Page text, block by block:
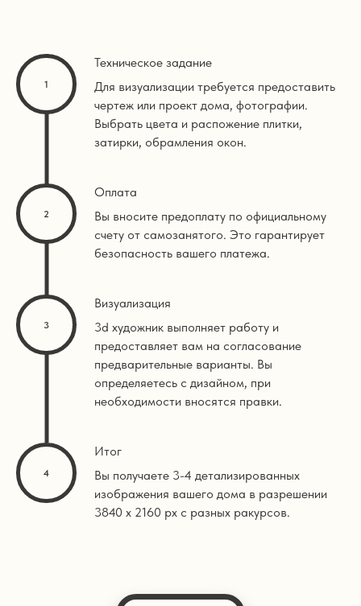
Техническое задание
Для визуализации требуется предоставить
чертеж или проект дома, фотографии.
Выбрать цвета и распожение плитки,
затирки, обрамления окон.
Оплата
Вы вносите предоплату по официальному
счету от самозанятого. Это гарантирует
безопасность вашего платежа.
Визуализация
3d художник выполняет работу и
предоставляет вам на согласование
предварительные варианты. Вы
определяетесь с дизайном, при
необходимости вносятся правки.
Итог
Вы получаете 3-4 детализированных
изображения вашего дома в разрешении
3840 х 2160 px с разных ракурсов.